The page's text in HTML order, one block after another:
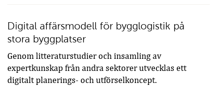
Digital affärsmodell för bygglogistik på
stora byggplatser
Genom litteraturstudier och insamling av
expertkunskap från andra sektorer utvecklas ett
digitalt planerings- och utförselkoncept.